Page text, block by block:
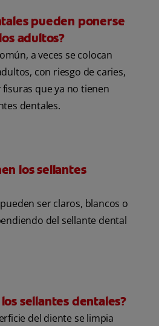
pueden ponerse
adultos?
a veces se colocan
con riesgo de caries,
que ya no tienen
dentales.
los sellantes
ser claros, blancos o
del sellante dental
sellantes dentales?
del diente se limpia